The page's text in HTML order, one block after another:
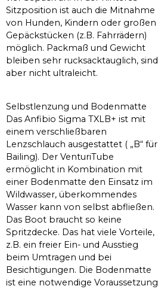
Sitzposition ist auch die Mitnahme
von Hunden, Kindern oder großen
Gepäckstücken (z.B. Fahrrädern)
möglich. Packmaß und Gewicht
bleiben sehr rucksacktauglich, sind
aber nicht ultraleicht.
Selbstlenzung und Bodenmatte
Das Anfibio Sigma TXLB+ ist mit
einem verschließbaren
Lenzschlauch ausgestattet ( „B“ für
Bailing). Der VenturiTube
ermöglicht in Kombination mit
einer Bodenmatte den Einsatz im
Wildwasser, überkommendes
Wasser kann von selbst abfließen.
Das Boot braucht so keine
Spritzdecke. Das hat viele Vorteile,
z.B. ein freier Ein- und Ausstieg
beim Umtragen und bei
Besichtigungen. Die Bodenmatte
ist eine notwendige Voraussetzung